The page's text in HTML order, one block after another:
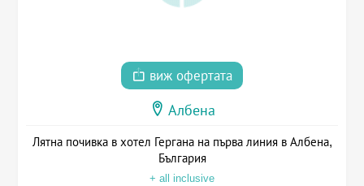
виж офертата
Албена
Лятна почивка в хотел Гергана на първа линия в Албена,
България
+ all inclusive